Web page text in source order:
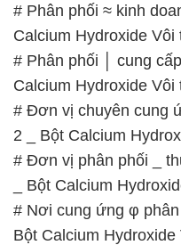
# Phân phối ≈ kinh
Calcium Hydroxide
# Phân phối │ cung
Calcium Hydroxide
# Đơn vị chuyên cung
2 _ Bột Calcium
# Đơn vị phân phối _
_ Bột Calcium
# Nơi cung ứng φ phân
Bột Calcium